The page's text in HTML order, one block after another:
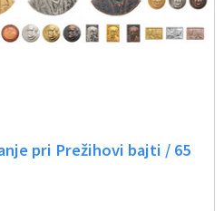
pri Prežihovi bajti / 65